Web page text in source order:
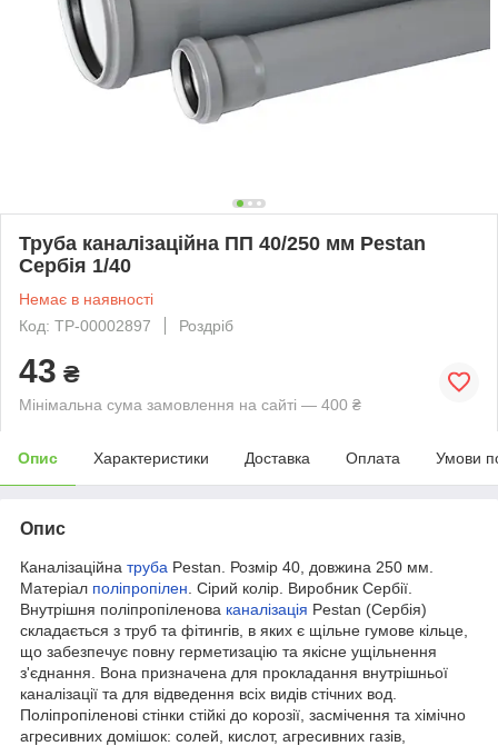
Труба каналізаційна ПП 40/250 мм Pestan
Сербія 1/40
Немає в наявності
Код: ТР-00002897
Роздріб
43 ₴
Мінімальна сума замовлення на сайті — 400 ₴
Опис Характеристики Доставка Оплата Умови
Опис
Каналізаційна труба Pestan. Розмір 40, довжина 250 мм.
Матеріал поліпропілен . Сірий колір. Виробник Сербії.
Внутрішня поліпропіленова каналізація Pestan (Сербія)
складається з труб та фітингів, в яких є щільне гумове кільце,
що забезпечує повну герметизацію та якісне ущільнення
з'єднання. Вона призначена для прокладання внутрішньої
каналізації та для відведення всіх видів стічних вод.
Поліпропіленові стінки стійкі до корозії, засмічення та хімічно
агресивних домішок: солей, кислот, агресивних газів,